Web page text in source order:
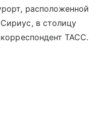
расположенной
в столицу
ТАСС.